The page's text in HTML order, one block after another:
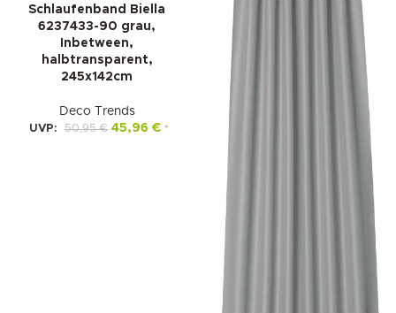
Schlaufenband Biella
6237433-90 grau,
Inbetween,
halbtransparent,
245x142cm
Deco Trends
UVP: 50,95€ 45,96 € *